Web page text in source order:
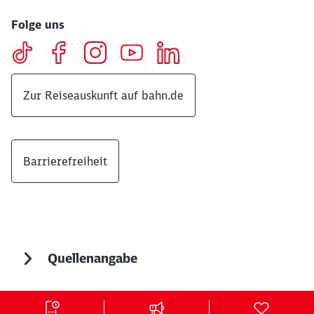
Folge uns
Zur Reiseauskunft auf bahn.de
Barrierefreiheit
Quellenangabe